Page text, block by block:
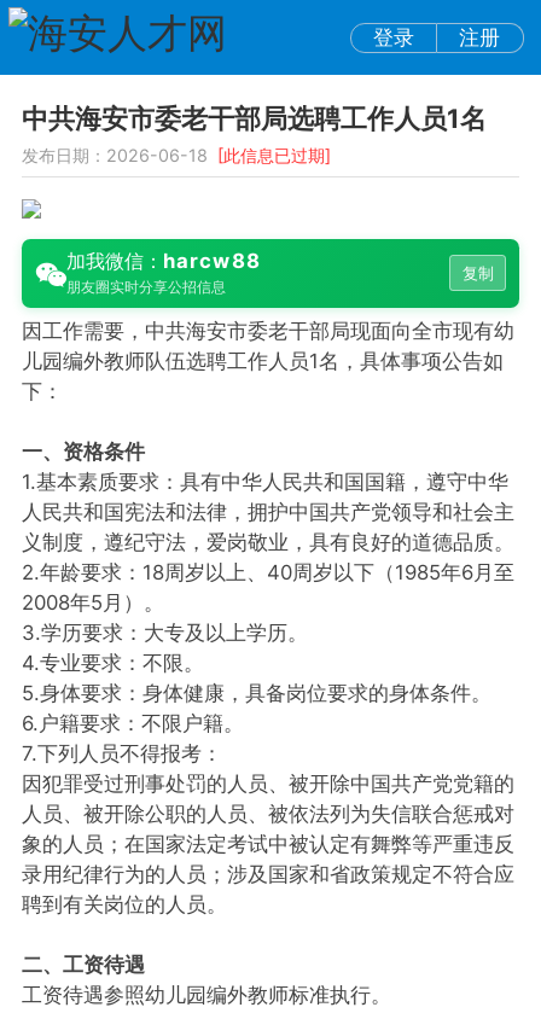
登录 注册
中共海安市委老干部局选聘工作人员1名
发布日期：2026-06-18 [此信息已过期]
加我微信： harcw88
朋友圈实时分享公招信息
复制
因工作需要，中共海安市委老干部局现面向全市现有幼
儿园编外教师队伍选聘工作人员1名，具体事项公告如
下：
一、资格条件
1.基本素质要求：具有中华人民共和国国籍，遵守中华
人民共和国宪法和法律，拥护中国共产党领导和社会主
义制度，遵纪守法，爱岗敬业，具有良好的道德品质。
2.年龄要求：18周岁以上、40周岁以下（1985年6月至
2008年5月）。
3.学历要求：大专及以上学历。
4.专业要求：不限。
5.身体要求：身体健康，具备岗位要求的身体条件。
6.户籍要求：不限户籍。
7.下列人员不得报考：
因犯罪受过刑事处罚的人员、被开除中国共产党党籍的
人员、被开除公职的人员、被依法列为失信联合惩戒对
象的人员；在国家法定考试中被认定有舞弊等严重违反
录用纪律行为的人员；涉及国家和省政策规定不符合应
聘到有关岗位的人员。
二、工资待遇
工资待遇参照幼儿园编外教师标准执行。